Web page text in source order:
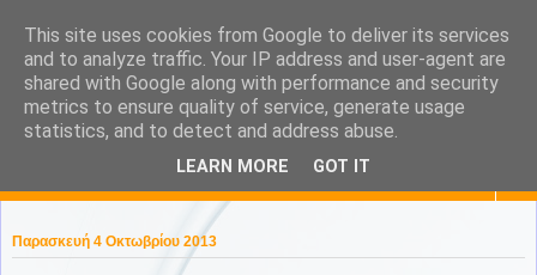
KaPa. Me without you...tea
without a biscuit!
Παρασκευή 4 Οκτωβρίου 2013
This site uses cookies from Google to deliver its services
and to analyze traffic. Your IP address and user-agent are
shared with Google along with performance and security
metrics to ensure quality of service, generate usage
statistics, and to detect and address abuse.
LEARN MORE GOT IT